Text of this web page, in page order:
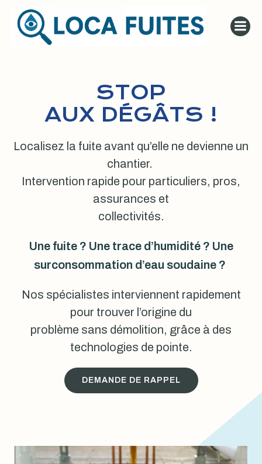
au
contenu
STOP
AUX DÉGÂTS !
Localisez la fuite avant qu’elle ne devienne un
chantier.
Intervention rapide pour particuliers, pros,
assurances et
collectivités.
Une fuite ? Une trace d’humidité ? Une
surconsommation d’eau soudaine ?
Nos spécialistes interviennent rapidement
pour trouver l’origine du
problème sans démolition, grâce à des
technologies de pointe.
DEMANDE DE RAPPEL